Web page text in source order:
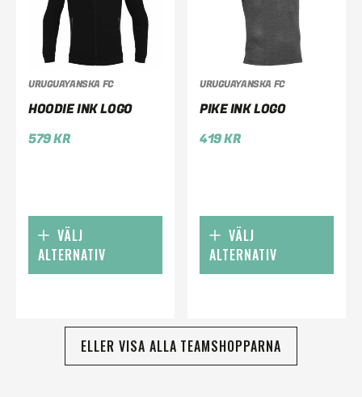
URUGUAYANSKA FC
HOODIE INK LOGO
579KR
VÄLJ
ALTERNATIV
URUGUAYANSKA FC
PIKE INK LOGO
419KR
VÄLJ
ALTERNATIV
ELLER VISA ALLA TEAMSHOPPARNA